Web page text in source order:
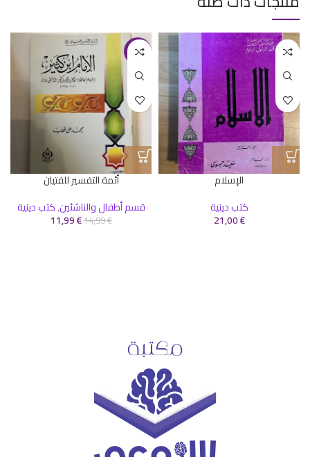
الإسلام
كتب دينية
21,00€
-20%
أئمة التفسير للفتيان
قسم أطفال والناشئين,كتب دينية
14,99€
11,99€